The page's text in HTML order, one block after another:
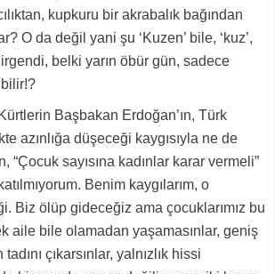
kupkuru bir akrabalık bağından
O da değil yani şu ‘Kuzen’ bile, ‘kuz’,
belki yarın öbür gün, sadece
bilir!?
Başbakan Erdoğan’ın, Türk
azınlığa düşeceği kaygısıyla ne de
“Çocuk sayısına kadınlar karar vermeli”
Benim kaygılarım, o
Biz ölüp gideceğiz ama çocuklarımız bu
aile bile olamadan yaşamasınlar, geniş
çıkarsınlar, yalnızlık hissi